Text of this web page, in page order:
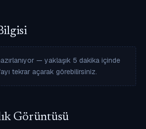
— yaklaşık 5 dakika içinde
tekrar açarak görebilirsiniz.
Görüntüsü